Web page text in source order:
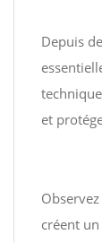
Depuis
et
créent